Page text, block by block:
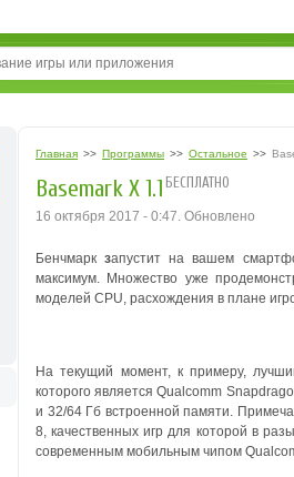
Главная >> Программы >> Остальное >>
Basemark X 1.1 БЕСПЛАТНО
16 октября 2017 - 0:47. Обновлено
Бенчмаркзапустит на вашем
максимум. Множество уже
моделей CPU, расхождения в плане
На текущий момент, к примеру,
которого является Qualcomm
и 32/64 Гб встроенной памяти.
8, качественных игр для которой в
современным мобильным чипом